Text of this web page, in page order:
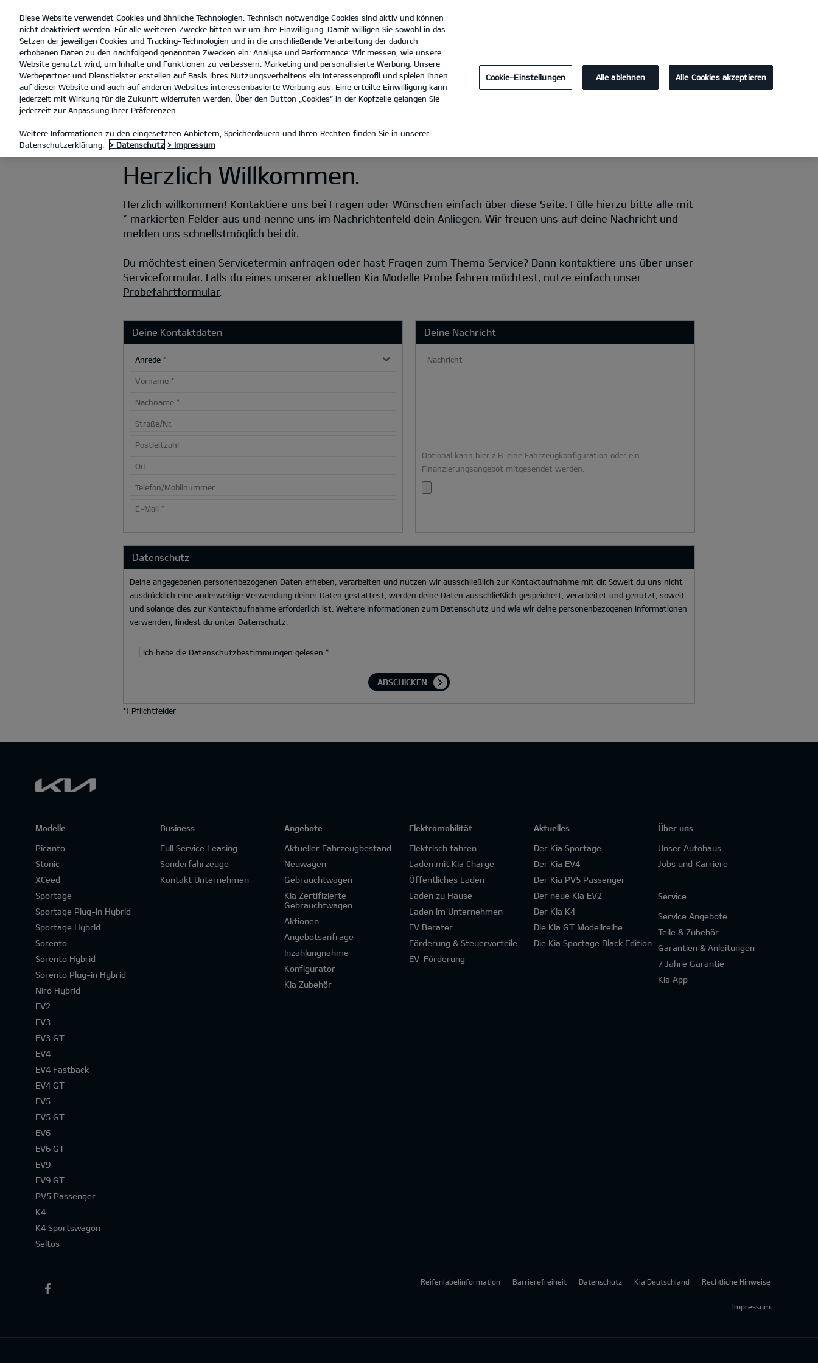
open
menu
Autohaus Kuchenbecker GmbH & Co. KG
KONTAKT
KONTAKT
Herzlich Willkommen.
Herzlich willkommen! Kontaktiere uns bei Fragen oder Wünschen einfach über diese Seite. Fülle hierzu bitte alle mit
* markierten Felder aus und nenne uns im Nachrichtenfeld dein Anliegen. Wir freuen uns auf deine Nachricht und
melden uns schnellstmöglich bei dir.
Du möchtest einen Servicetermin anfragen oder hast Fragen zum Thema Service? Dann kontaktiere uns über unser
Serviceformular. Falls du eines unserer aktuellen Kia Modelle Probe fahren möchtest, nutze einfach unser
Probefahrtformular.
Deine Kontaktdaten
Anrede *
Vorname *
Nachname *
Straße/Nr.
Postleitzahl
Ort
Telefon/Mobilnummer
E-Mail *
Deine Nachricht
Nachricht
Optional kann hier z.B. eine Fahrzeugkonfiguration oder ein
Finanzierungsangebot mitgesendet werden.
Datenschutz
Deine angegebenen personenbezogenen Daten erheben, verarbeiten und nutzen wir ausschließlich zur Kontaktaufnahme mit dir. Soweit du uns nicht
ausdrücklich eine anderweitige Verwendung deiner Daten gestattest, werden deine Daten ausschließlich gespeichert, verarbeitet und genutzt, soweit
und solange dies zur Kontaktaufnahme erforderlich ist. Weitere Informationen zum Datenschutz und wie wir deine personenbezogenen Informationen
verwenden, findest du unter Datenschutz
Ich habe die Datenschutzbestimmungen gelesen *
ABSCHICKEN
*) Pflichtfelder
Modelle
Picanto
Stonic
XCeed
Sportage
Sportage Plug-in Hybrid
Sportage Hybrid
Sorento
Sorento Hybrid
Sorento Plug-in Hybrid
Niro Hybrid
EV2
EV3
EV3 GT
EV4
EV4 Fastback
EV4 GT
EV5
EV5 GT
EV6
EV6 GT
EV9
EV9 GT
PV5 Passenger
K4
K4 Sportswagon
Seltos
Business
Full Service Leasing
Sonderfahrzeuge
Kontakt Unternehmen
Angebote
Aktueller Fahrzeugbestand
Neuwagen
Gebrauchtwagen
Kia Zertifizierte
Gebrauchtwagen
Aktionen
Angebotsanfrage
Inzahlungnahme
Konfigurator
Kia Zubehör
Elektromobilität
Elektrisch fahren
Laden mit Kia Charge
Öffentliches Laden
Laden zu Hause
Laden im Unternehmen
EV Berater
Förderung & Steuervorteile
EV-Förderung
Aktuelles
Der Kia Sportage
Der Kia EV4
Der Kia PV5 Passenger
Der neue Kia EV2
Der Kia K4
Die Kia GT Modellreihe
Die Kia Sportage Black Edition
Über uns
Unser Autohaus
Jobs und Karriere
Service
Service Angebote
Teile & Zubehör
Garantien & Anleitungen
7 Jahre Garantie
Kia App
Reifenlabelinformation Barrierefreiheit Datenschutz Kia Deutschland Rechtliche Hinweise
Impressum
Diese Website verwendet Cookies und ähnliche Technologien. Technisch notwendige Cookies sind aktiv und können
nicht deaktiviert werden. Für alle weiteren Zwecke bitten wir um Ihre Einwilligung. Damit willigen Sie sowohl in das
Setzen der jeweiligen Cookies und Tracking-Technologien und in die anschließende Verarbeitung der dadurch
erhobenen Daten zu den nachfolgend genannten Zwecken ein: Analyse und Performance: Wir messen, wie unsere
Website genutzt wird, um Inhalte und Funktionen zu verbessern. Marketing und personalisierte Werbung: Unsere
Werbepartner und Dienstleister erstellen auf Basis Ihres Nutzungsverhaltens ein Interessenprofil und spielen Ihnen
auf dieser Website und auch auf anderen Websites interessenbasierte Werbung aus. Eine erteilte Einwilligung kann
jederzeit mit Wirkung für die Zukunft widerrufen werden. Über den Button „Cookies“ in der Kopfzeile gelangen Sie
jederzeit zur Anpassung Ihrer Präferenzen.
Weitere Informationen zu den eingesetzten Anbietern, Speicherdauern und Ihren Rechten finden Sie in unserer
Datenschutzerklärung.
> Datenschutz > Impressum
Cookie-Einstellungen Alle ablehnen Alle Cookies akzeptieren